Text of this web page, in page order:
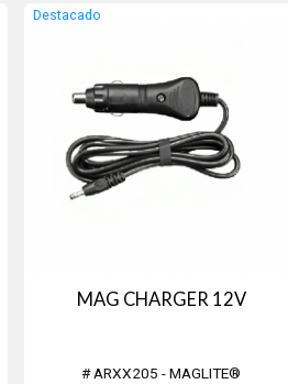
Destacado
MAG CHARGER 12V
# ARXX205 - MAGLITE®